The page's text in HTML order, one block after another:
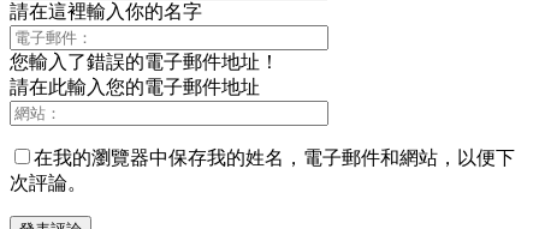
請在這裡輸入你的名字
您輸入了錯誤的電子郵件地址！
請在此輸入您的電子郵件地址
在我的瀏覽器中保存我的姓名，電子郵件和網站，以便下
次評論。